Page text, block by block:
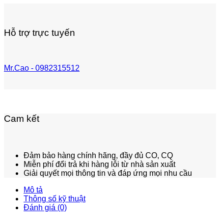
Hỗ trợ trực tuyến
Mr.Cao - 0982315512
Cam kết
Đảm bảo hàng chính hãng, đầy đủ CO, CQ
Miễn phí đổi trả khi hàng lỗi từ nhà sản xuất
Giải quyết mọi thông tin và đáp ứng mọi nhu cầu
Mô tả
Thông số kỹ thuật
Đánh giá (0)